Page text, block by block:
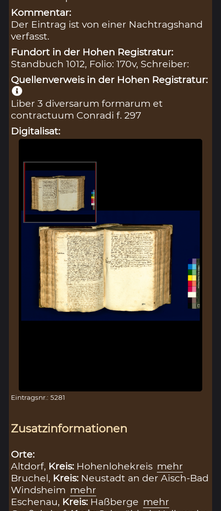
Kommentar:
Der Eintrag ist von einer Nachtragshand
verfasst.
Fundort in der Hohen Registratur:
Standbuch 1012, Folio: 170v, Schreiber:
Quellenverweis in der Hohen Registratur:
Liber 3 diversarum formarum et
contractuum Conradi f. 297
Digitalisat:
Eintragsnr.: 5281
Zusatzinformationen
Orte:
Altdorf, Kreis: Hohenlohekreis mehr
Bruchel, Kreis: Neustadt an der Aisch-Bad
Windsheim mehr
Eschenau, Kreis: Haßberge mehr